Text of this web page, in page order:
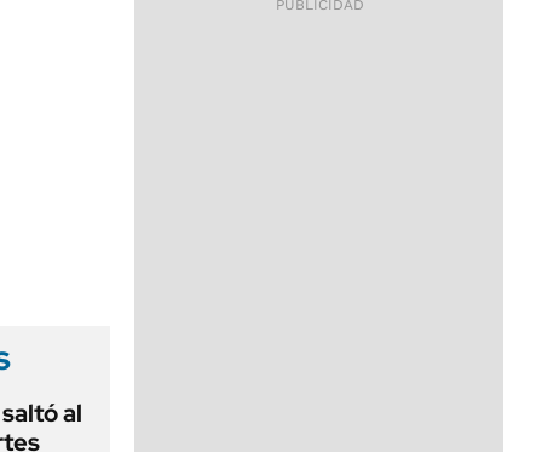
ACCESO FULL - $1.800/MES
al